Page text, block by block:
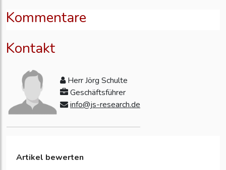
Kommentare
Kontakt
Herr Jörg Schulte
Geschäftsführer
info@js-research.de
Artikel bewerten